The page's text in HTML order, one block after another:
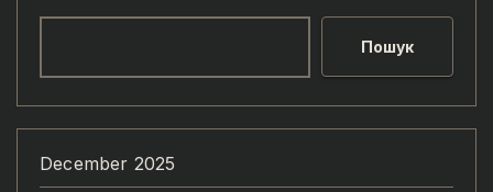
Пошук
December 2025